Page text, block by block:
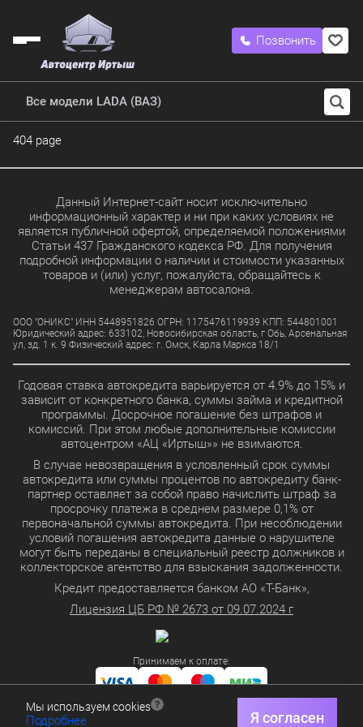
Позвонить
Все модели LADA (ВАЗ)
404 page
Данный Интернет-сайт носит исключительно
информационный характер и ни при каких условиях не
является публичной офертой, определяемой положениями
Статьи 437 Гражданского кодекса РФ. Для получения
подробной информации о наличии и стоимости указанных
товаров и (или) услуг, пожалуйста, обращайтесь к
менеджерам автосалона.
ООО "ОНИКС" ИНН 5448951826 ОГРН: 1175476119939 КПП: 544801001
Юридический адрес: 633102, Новосибирская область, г Обь, Арсенальная
ул, зд. 1 к. 9 Физический адрес: г. Омск, Карла Маркса 18/1
Годовая ставка автокредита варьируется от 4.9% до 15% и
зависит от конкретного банка, суммы займа и кредитной
программы. Досрочное погашение без штрафов и
комиссий. При этом любые дополнительные комиссии
автоцентром «АЦ «Иртыш»» не взимаются.
В случае невозвращения в условленный срок суммы
автокредита или суммы процентов по автокредиту банк-
партнер оставляет за собой право начислить штраф за
просрочку платежа в среднем размере 0,1% от
первоначальной суммы автокредита. При несоблюдении
условий погашения автокредита данные о нарушителе
могут быть переданы в специальный реестр должников и
коллекторское агентство для взыскания задолженности.
Кредит предоставляется банком АО «Т-Банк»,
Лицензия ЦБ РФ № 2673 от 09.07.2024 г
Принимаем к оплате:
Политика в отношении обработки персональных данных
Мы используем cookies
Подробнее Я согласен